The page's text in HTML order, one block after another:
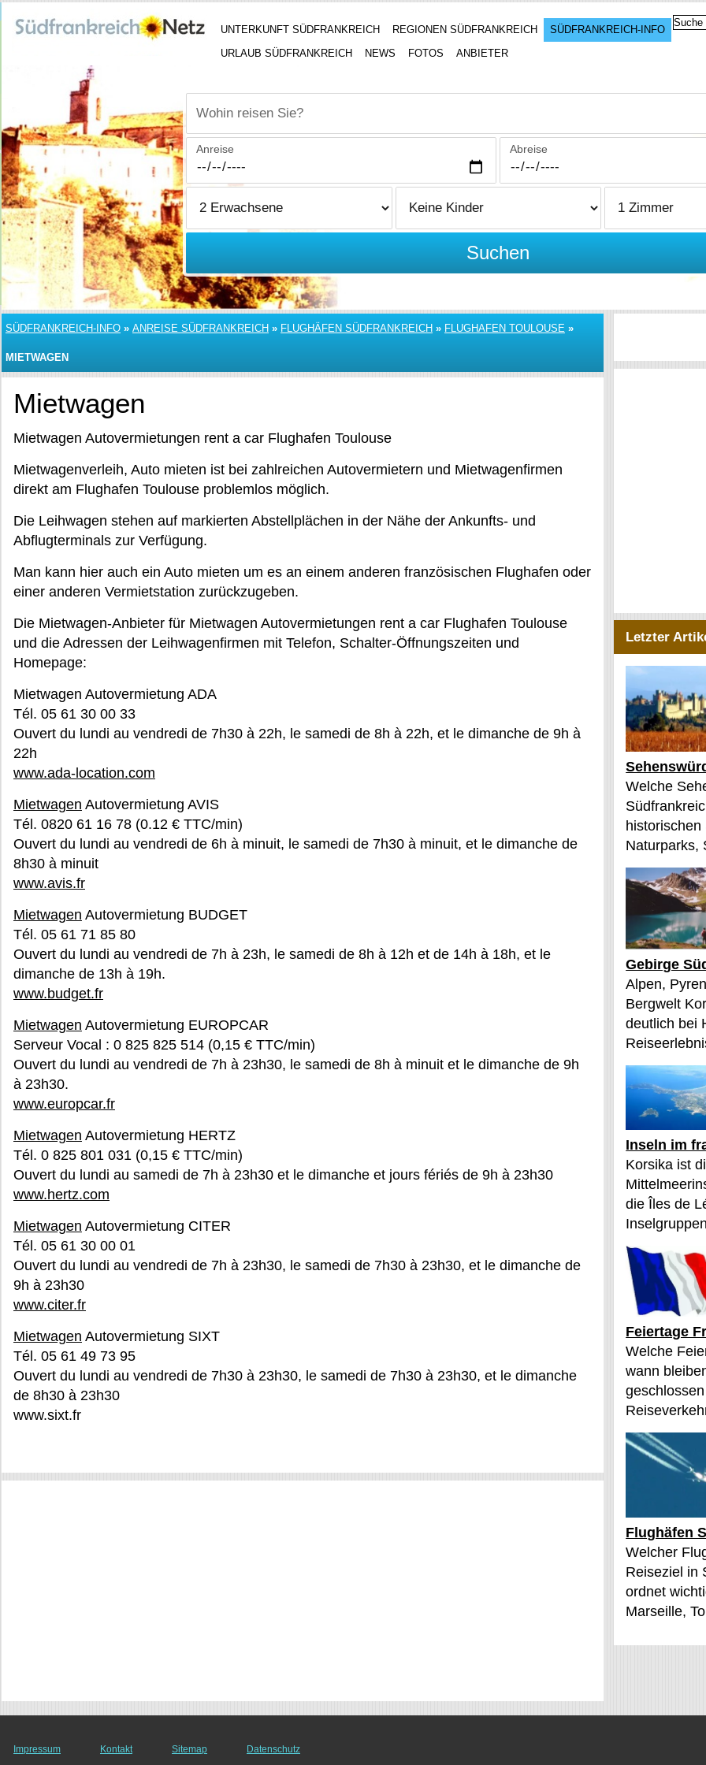
UNTERKUNFT SÜDFRANKREICH REGIONEN SÜDFRANKREICH
SÜDFRANKREICH-INFO
URLAUB SÜDFRANKREICH
NEWS FOTOS ANBIETER
Wohin reisen Sie?
Anreise Abreise
Suchen
SÜDFRANKREICH-INFO » ANREISE SÜDFRANKREICH » FLUGHÄFEN SÜDFRANKREICH » FLUGHAFEN TOULOUSE »
MIETWAGEN
Mietwagen
Mietwagen Autovermietungen rent a car Flughafen Toulouse
Mietwagenverleih, Auto mieten ist bei zahlreichen Autovermietern und Mietwagenfirmen
direkt am Flughafen Toulouse problemlos möglich.
Die Leihwagen stehen auf markierten Abstellplächen in der Nähe der Ankunfts- und
Abflugterminals zur Verfügung.
Man kann hier auch ein Auto mieten um es an einem anderen französischen Flughafen oder
einer anderen Vermietstation zurückzugeben.
Die Mietwagen-Anbieter für Mietwagen Autovermietungen rent a car Flughafen Toulouse
und die Adressen der Leihwagenfirmen mit Telefon, Schalter-Öffnungszeiten und
Homepage:
Mietwagen Autovermietung ADA
Tél. 05 61 30 00 33
Ouvert du lundi au vendredi de 7h30 à 22h, le samedi de 8h à 22h, et le dimanche de 9h à
22h
www.ada-location.com
Mietwagen Autovermietung AVIS
Tél. 0820 61 16 78 (0.12 € TTC/min)
Ouvert du lundi au vendredi de 6h à minuit, le samedi de 7h30 à minuit, et le dimanche de
8h30 à minuit
www.avis.fr
Mietwagen Autovermietung BUDGET
Tél. 05 61 71 85 80
Ouvert du lundi au vendredi de 7h à 23h, le samedi de 8h à 12h et de 14h à 18h, et le
dimanche de 13h à 19h.
www.budget.fr
Mietwagen Autovermietung EUROPCAR
Serveur Vocal : 0 825 825 514 (0,15 € TTC/min)
Ouvert du lundi au vendredi de 7h à 23h30, le samedi de 8h à minuit et le dimanche de 9h
à 23h30.
www.europcar.fr
Mietwagen Autovermietung HERTZ
Tél. 0 825 801 031 (0,15 € TTC/min)
Ouvert du lundi au samedi de 7h à 23h30 et le dimanche et jours fériés de 9h à 23h30
www.hertz.com
Mietwagen Autovermietung CITER
Tél. 05 61 30 00 01
Ouvert du lundi au vendredi de 7h à 23h30, le samedi de 7h30 à 23h30, et le dimanche de
9h à 23h30
www.citer.fr
Mietwagen Autovermietung SIXT
Tél. 05 61 49 73 95
Ouvert du lundi au vendredi de 7h30 à 23h30, le samedi de 7h30 à 23h30, et le dimanche
de 8h30 à 23h30
www.sixt.fr
Letzter
Welche
Naturparks,
Gebirge
Alpen,
Bergwelt
deutlich bei
Inseln im
Korsika ist
die Îles de
Feiertage
Welche
wann
Flughäfen
Welcher
Reiseziel in
ordnet
Marseille,
Impressum Kontakt Sitemap Datenschutz